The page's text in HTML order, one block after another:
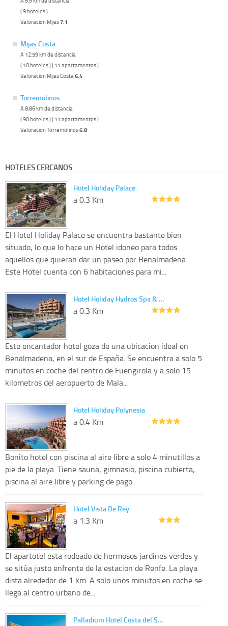
( 9 hoteles )
Valoracion Mijas7.1
Mijas Costa
A 12.59 km de distancia
( 10 hoteles ) ( 11 apartamentos )
Valoracion Mijas Costa 6.4
Torremolinos
A 8.86 km de distancia
( 90 hoteles ) ( 11 apartamentos )
Valoracion Torremolinos6.8
HOTELES CERCANOS
Hotel Holiday Palace
a 0.3 Km
El Hotel Holiday Palace se encuentra bastante bien
situado, lo que lo hace un Hotel idoneo para todos
aquellos que quieran dar un paseo por Benalmadena.
Este Hotel cuenta con 6 habitaciones para mi...
Hotel Holiday Hydros Spa & …
a 0.3 Km
Este encantador hotel goza de una ubicacion ideal en
Benalmadena, en el sur de España. Se encuentra a solo 5
minutos en coche del centro de Fuengirola y a solo 15
kilometros del aeropuerto de Mala...
Hotel Holiday Polynesia
a 0.4 Km
Bonito hotel con piscina al aire libre a solo 4 minutillos a
pie de la playa. Tiene sauna, gimnasio, piscina cubierta,
piscina al aire libre y parking de pago.
Hotel Vista De Rey
a 1.3 Km
El apartotel esta rodeado de hermosos jardines verdes y
se sitúa justo enfrente de la estacion de Renfe. La playa
dista alrededor de 1 km. A solo unos minutos en coche se
llega al centro urbano de...
Palladium Hotel Costa del S…